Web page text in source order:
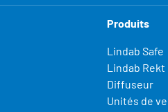
Produits
Lindab Safe
Lindab Rekt
Diffuseur
Unités de